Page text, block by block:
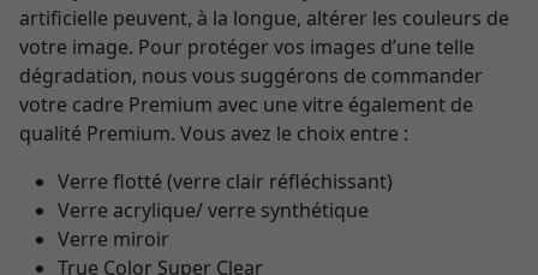
artificielle peuvent, à la longue, altérer les couleurs de
votre image. Pour protéger vos images d’une telle
dégradation, nous vous suggérons de commander
votre cadre Premium avec une vitre également de
qualité Premium. Vous avez le choix entre :
Verre flotté (verre clair réfléchissant)
Verre acrylique/ verre synthétique
Verre miroir
True Color Super Clear